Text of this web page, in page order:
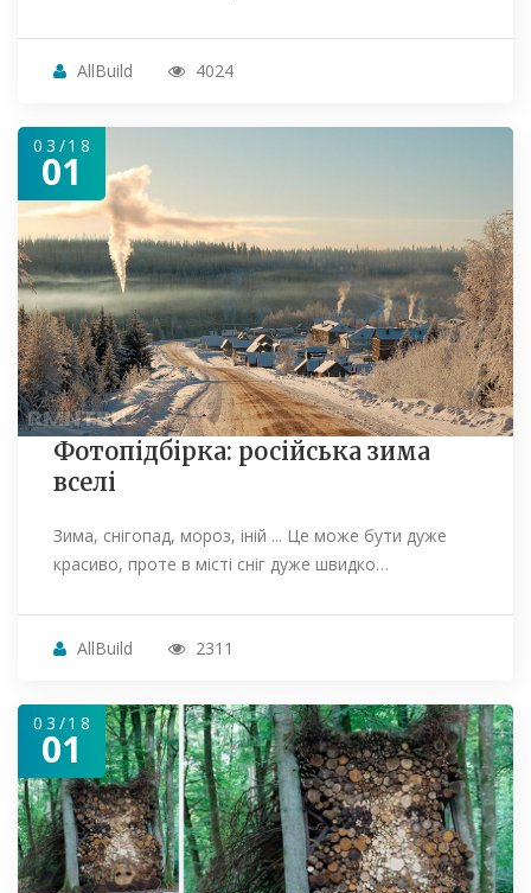
AllBuild 4024
03/18
01
Фотопідбірка: російська зима
вселі
Зима, снігопад, мороз, іній ... Це може бути дуже
красиво, проте в місті сніг дуже швидко…
AllBuild 2311
03/18
01